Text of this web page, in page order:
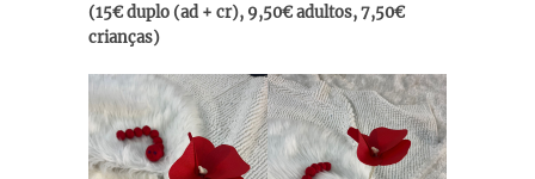
(15€ duplo (ad + cr), 9,50€ adultos, 7,50€
crianças)